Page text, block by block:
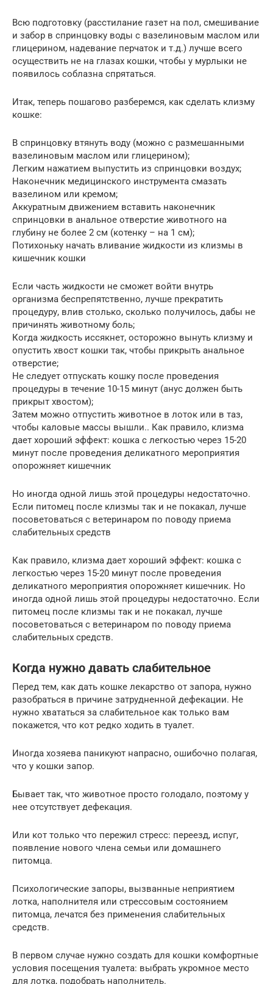
Всю подготовку (расстилание газет на пол, смешивание
и забор в спринцовку воды с вазелиновым маслом или
глицерином, надевание перчаток и т.д.) лучше всего
осуществить не на глазах кошки, чтобы у мурлыки не
появилось соблазна спрятаться.
Итак, теперь пошагово разберемся, как сделать клизму
кошке:
В спринцовку втянуть воду (можно с размешанными
вазелиновым маслом или глицерином);
Легким нажатием выпустить из спринцовки воздух;
Наконечник медицинского инструмента смазать
вазелином или кремом;
Аккуратным движением вставить наконечник
спринцовки в анальное отверстие животного на
глубину не более 2 см (котенку – на 1 см);
Потихоньку начать вливание жидкости из клизмы в
кишечник кошки
Если часть жидкости не сможет войти внутрь
организма беспрепятственно, лучше прекратить
процедуру, влив столько, сколько получилось, дабы не
причинять животному боль;
Когда жидкость иссякнет, осторожно вынуть клизму и
опустить хвост кошки так, чтобы прикрыть анальное
отверстие;
Не следует отпускать кошку после проведения
процедуры в течение 10-15 минут (анус должен быть
прикрыт хвостом);
Затем можно отпустить животное в лоток или в таз,
чтобы каловые массы вышли.. Как правило, клизма
дает хороший эффект: кошка с легкостью через 15-20
минут после проведения деликатного мероприятия
опорожняет кишечник
Но иногда одной лишь этой процедуры недостаточно.
Если питомец после клизмы так и не покакал, лучше
посоветоваться с ветеринаром по поводу приема
слабительных средств
Как правило, клизма дает хороший эффект: кошка с
легкостью через 15-20 минут после проведения
деликатного мероприятия опорожняет кишечник. Но
иногда одной лишь этой процедуры недостаточно. Если
питомец после клизмы так и не покакал, лучше
посоветоваться с ветеринаром по поводу приема
слабительных средств.
Когда нужно давать слабительное
Перед тем, как дать кошке лекарство от запора, нужно
разобраться в причине затрудненной дефекации. Не
нужно хвататься за слабительное как только вам
покажется, что кот редко ходить в туалет.
Иногда хозяева паникуют напрасно, ошибочно полагая,
что у кошки запор.
Бывает так, что животное просто голодало, поэтому у
нее отсутствует дефекация.
Или кот только что пережил стресс: переезд, испуг,
появление нового члена семьи или домашнего
питомца.
Психологические запоры, вызванные неприятием
лотка, наполнителя или стрессовым состоянием
питомца, лечатся без применения слабительных
средств.
В первом случае нужно создать для кошки комфортные
условия посещения туалета: выбрать укромное место
для лотка, подобрать наполнитель.